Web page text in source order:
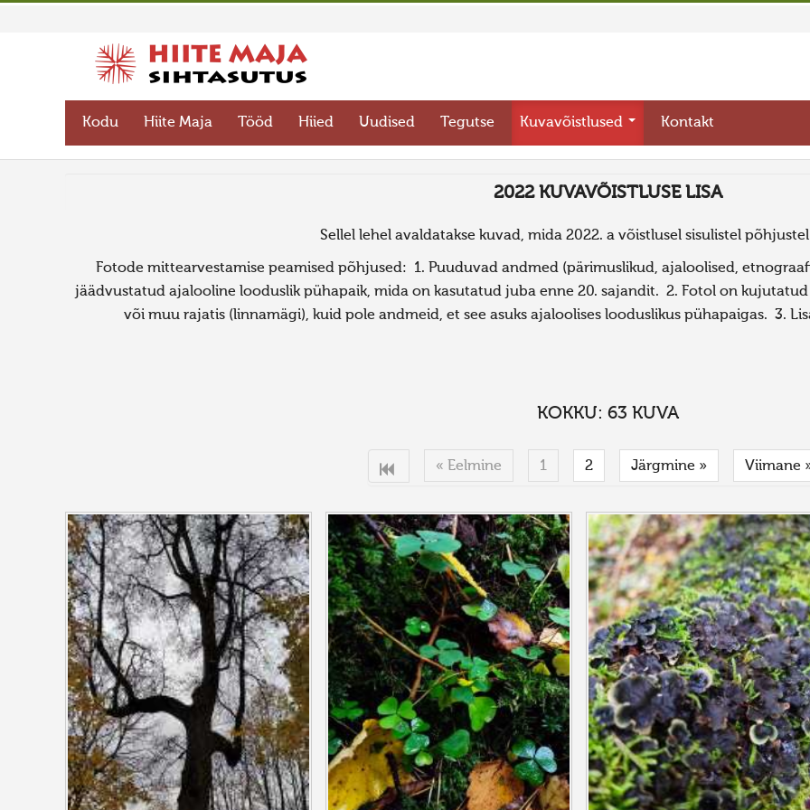
Kodu Hiite Maja Tööd Hiied Uudised Tegutse Kuvavõistlused Kontakt
2022 KUVAVÕISTLUSE LISA
Sellel lehel avaldatakse kuvad, mida 2022. a võistlusel sisulistel
Fotode mittearvestamise peamised põhjused: 1. Puuduvad andmed (pärimuslikud, ajaloolised,
jäädvustatud ajalooline looduslik pühapaik, mida on kasutatud juba enne 20. sajandit. 2. Fotol on
või muu rajatis (linnamägi), kuid pole andmeid, et see asuks ajaloolises looduslikus pühapaigas. 3.
KOKKU: 63 KUVA
« Eelmine 1 2 Järgmine » Viimane